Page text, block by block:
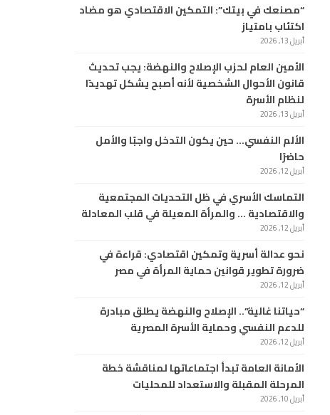
“مصنعك في بيتك”: التمكين الاقتصادي هو مضاد
اكتئاب بامتياز
أبريل 13, 2026
الأمين العام لحزب الإصلاح والنهضة: يجب تحديث
قانون الأحوال الشخصية لأنه أصبح يشكل تهديدًا
لنظام الأسرة
أبريل 13, 2026
الألم النفسي… حين يكون التدخل واجبًا والأمل
حاضرًا
أبريل 12, 2026
التماسك الأسري في ظل التحديات المجتمعية
والاقتصادية … والمرأة المعيلة في قلب المعادلة
أبريل 12, 2026
نحو عدالة أسرية وتمكين اقتصادي: قراءة في
ضرورة تطوير قوانين حماية المرأة في مصر
أبريل 12, 2026
“حياتنا غالية”.. الإصلاح والنهضة يطلق مبادرة
للدعم النفسي وحماية الأسرة المصرية
أبريل 12, 2026
الأمانة العامة تبدأ اجتماعاتها لمناقشة خطة
المرحلة المقبلة والاستعداد للمحليات
أبريل 10, 2026